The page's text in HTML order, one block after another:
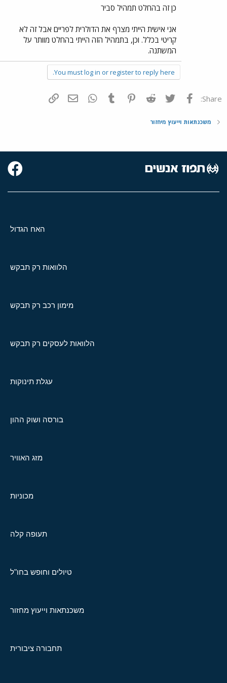
כן זה בהחלט תמהיל סביר
אני אישית הייתי מצרף את הדולרית לפריים אבל זה לא
קריטי בכלל. וכן, בתמהיל הזה הייתי בהחלט מוותר על
המשתנה.
You must log in or register to reply here.
Share: פייסבוק Twitter
Reddit
Pinterest
Tumblr
WhatsAppדואר אלקטרוני
משכנתאות וייעוץ מיחזור
האח הגדול
הלוואות רק תבקש
מימון רכב רק תבקש
הלוואות לעסקים רק תבקש
עגלת תינוקות
בורסה ושוק ההון
מזג האוויר
מכוניות
תעופה קלה
טיולים וחופש בחו"ל
משכנתאות וייעוץ מחזור
תחבורה ציבורית